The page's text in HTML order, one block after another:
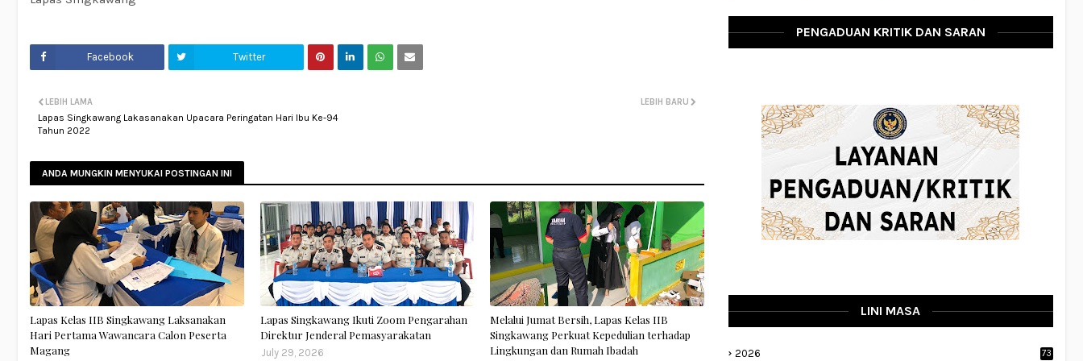
Facebook Twitter
LEBIH BARU
LEBIH LAMA
Lapas Singkawang Lakasanakan Upacara Peringatan Hari Ibu Ke-94
Tahun 2022
ANDA MUNGKIN MENYUKAI POSTINGAN INI
Lapas Kelas IIB Singkawang Laksanakan
Hari Pertama Wawancara Calon Peserta
Magang
Lapas Singkawang Ikuti Zoom Pengarahan
Direktur Jenderal Pemasyarakatan
July 29, 2026
Melalui Jumat Bersih, Lapas Kelas IIB
Singkawang Perkuat Kepedulian terhadap
Lingkungan dan Rumah Ibadah
PENGADUAN KRITIK DAN SARAN
LINI MASA
2026 73